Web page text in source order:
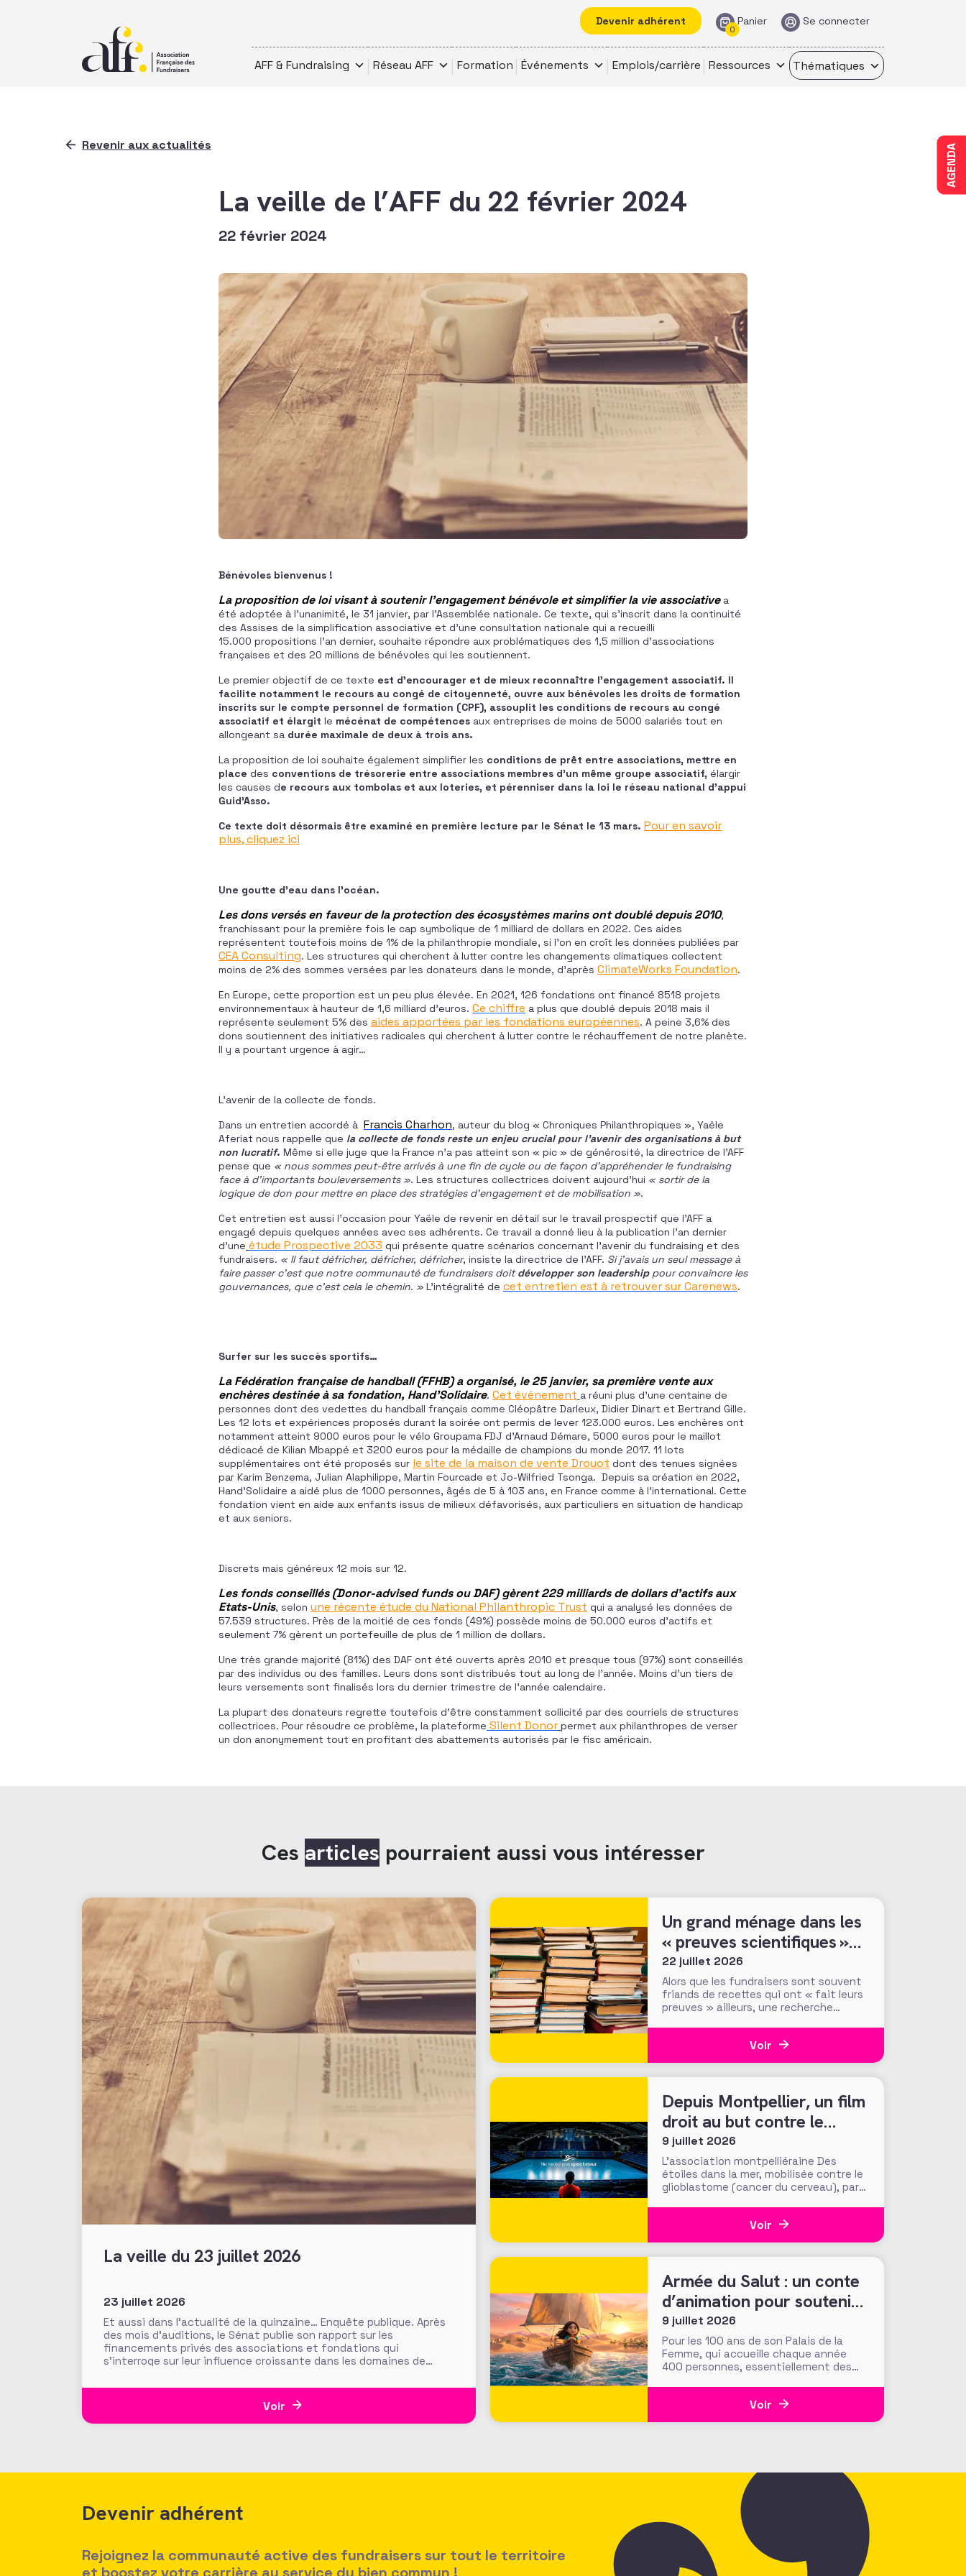
Devenir adhérent Panier
0
Se connecter
AFF & Fundraising Réseau AFF Formation Événements Emplois/carrière Ressources Thématiques
AGENDA
Revenir aux actualités
La veille de l’AFF du 22 février 2024
22 février 2024
Bénévoles bienvenus !
La proposition de loi visant à soutenir l’engagement bénévole et simplifier la vie associativea
été adoptée à l’unanimité, le 31 janvier, par l’Assemblée nationale. Ce texte, qui s’inscrit dans la continuité
des Assises de la simplification associative et d’une consultation nationale qui a recueilli
15.000 propositions l’an dernier, souhaite répondre aux problématiques des 1,5 million d’associations
françaises et des 20 millions de bénévoles qui les soutiennent.
Le premier objectif de ce texte est d’encourager et de mieux reconnaître l’engagement associatif. Il
facilite notamment le recours au congé de citoyenneté, ouvre aux bénévoles les droits de formation
inscrits sur le compte personnel de formation (CPF), assouplit les conditions de recours au congé
associatif et élargit le mécénat de compétences aux entreprises de moins de 5000 salariés tout en
allongeant sa durée maximale de deux à trois ans.
La proposition de loi souhaite également simplifier les conditions de prêt entre associations, mettre en
place des conventions de trésorerie entre associations membres d’un même groupe associatif, élargir
les causes de recours aux tombolas et aux loteries, et pérenniser dans la loi le réseau national d’appui
Guid’Asso.
Ce texte doit désormais être examiné en première lecture par le Sénat le 13 mars. Pour en savoir
plus, cliquez ici
Une goutte d’eau dans l’océan.
Les dons versés en faveur de la protection des écosystèmes marins ont doublé depuis 2010,
franchissant pour la première fois le cap symbolique de 1 milliard de dollars en 2022. Ces aides
représentent toutefois moins de 1% de la philanthropie mondiale, si l’on en croît les données publiées par
CEA Consulting. Les structures qui cherchent à lutter contre les changements climatiques collectent
moins de 2% des sommes versées par les donateurs dans le monde, d’après ClimateWorks Foundation.
En Europe, cette proportion est un peu plus élevée. En 2021, 126 fondations ont financé 8518 projets
environnementaux à hauteur de 1,6 milliard d’euros. Ce chiffre a plus que doublé depuis 2018 mais il
représente seulement 5% des aides apportées par les fondations européennes. A peine 3,6% des
dons soutiennent des initiatives radicales qui cherchent à lutter contre le réchauffement de notre planète.
Il y a pourtant urgence à agir…
L’avenir de la collecte de fonds.
Dans un entretien accordé à Francis Charhon, auteur du blog « Chroniques Philanthropiques », Yaële
Aferiat nous rappelle que la collecte de fonds reste un enjeu crucial pour l’avenir des organisations à but
non lucratif. Même si elle juge que la France n’a pas atteint son « pic » de générosité, la directrice de l’AFF
pense que « nous sommes peut-être arrivés à une fin de cycle ou de façon d’appréhender le fundraising
face à d’importants bouleversements ». Les structures collectrices doivent aujourd’hui « sortir de la
logique de don pour mettre en place des stratégies d’engagement et de mobilisation ».
Cet entretien est aussi l’occasion pour Yaële de revenir en détail sur le travail prospectif que l’AFF a
engagé depuis quelques années avec ses adhérents. Ce travail a donné lieu à la publication l’an dernier
d’une étude Prospective 2033 qui présente quatre scénarios concernant l’avenir du fundraising et des
fundraisers. « Il faut défricher, défricher, défricher, insiste la directrice de l’AFF. Si j’avais un seul message à
faire passer c’est que notre communauté de fundraisers doitdévelopper son leadership pour convaincre les
gouvernances, que c’est cela le chemin. » L’intégralité de cet entretien est à retrouver sur Carenews.
Surfer sur les succès sportifs…
La Fédération française de handball (FFHB) a organisé, le 25 janvier, sa première vente aux
enchères destinée à sa fondation, Hand’Solidaire. Cet événement a réuni plus d’une centaine de
personnes dont des vedettes du handball français comme Cléopâtre Darleux, Didier Dinart et Bertrand Gille.
Les 12 lots et expériences proposés durant la soirée ont permis de lever 123.000 euros. Les enchères ont
notamment atteint 9000 euros pour le vélo Groupama FDJ d’Arnaud Démare, 5000 euros pour le maillot
dédicacé de Kilian Mbappé et 3200 euros pour la médaille de champions du monde 2017. 11 lots
supplémentaires ont été proposés sur le site de la maison de vente Drouot dont des tenues signées
par Karim Benzema, Julian Alaphilippe, Martin Fourcade et Jo-Wilfried Tsonga. Depuis sa création en 2022,
Hand’Solidaire a aidé plus de 1000 personnes, âgés de 5 à 103 ans, en France comme à l’international. Cette
fondation vient en aide aux enfants issus de milieux défavorisés, aux particuliers en situation de handicap
et aux seniors.
Discrets mais généreux 12 mois sur 12.
Les fonds conseillés (Donor-advised funds ou DAF) gèrent 229 milliards de dollars d’actifs aux
Etats-Unis, selon une récente étude du National Philanthropic Trust qui a analysé les données de
57.539 structures. Près de la moitié de ces fonds (49%) possède moins de 50.000 euros d’actifs et
seulement 7% gèrent un portefeuille de plus de 1 million de dollars.
Une très grande majorité (81%) des DAF ont été ouverts après 2010 et presque tous (97%) sont conseillés
par des individus ou des familles. Leurs dons sont distribués tout au long de l’année. Moins d’un tiers de
leurs versements sont finalisés lors du dernier trimestre de l’année calendaire.
La plupart des donateurs regrette toutefois d’être constamment sollicité par des courriels de structures
collectrices. Pour résoudre ce problème, la plateforme Silent Donor permet aux philanthropes de verser
un don anonymement tout en profitant des abattements autorisés par le fisc américain.
Ces articles pourraient aussi vous intéresser
La veille du 23 juillet 2026
23 juillet 2026
Et aussi dans l’actualité de la quinzaine… Enquête publique. Après
des mois d’auditions, le Sénat publie son rapport sur les
financements privés des associations et fondations qui
s’interroge sur leur influence croissante dans les domaines de
abritées, prévention des conflits d’intérêt et définition
Voir
Un grand ménage dans les
« preuves scientifiques »
d’efficacité des méthodes
et tactiques de collecte…
22 juillet 2026
Alors que les fundraisers sont souvent
friands de recettes qui ont « fait leurs
preuves » ailleurs, une recherche
pose une question cruciale : la
Voir
Depuis Montpellier, un film
droit au but contre le
cancer du cerveau
9 juillet 2026
L’association montpelliéraine Des
étoiles dans la mer, mobilisée contre le
glioblastome (cancer du cerveau), part
qui joue l’allégorie sportive, avec le
Voir
Armée du Salut : un conte
d’animation pour soutenir
son Palais de la Femme
9 juillet 2026
Pour les 100 ans de son Palais de la
Femme, qui accueille chaque année
400 personnes, essentiellement des
Salut déroule le tapis rouge avec «
Voir
Devenir adhérent
Rejoignez la communauté active des fundraisers sur tout le territoire